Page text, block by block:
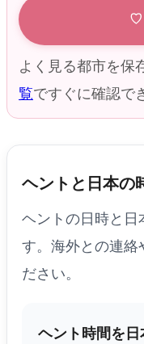
♡
よく見る都市を保
覧ですぐに確認で
ヘントと日本の
ヘントの日時と日
す。海外との連絡
ださい。
ヘント時間を